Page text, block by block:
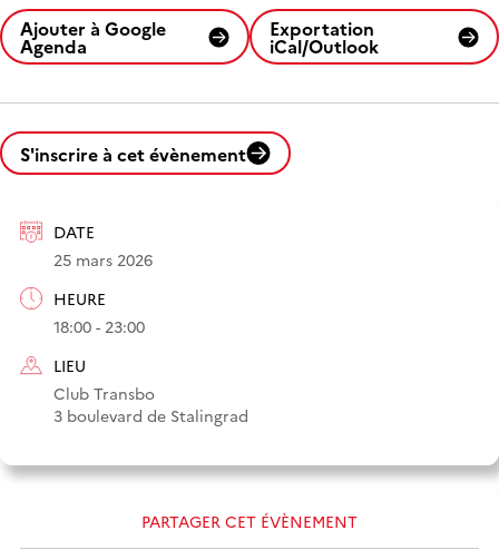
S'inscrire à cet évènement
DATE
25 mars 2026
HEURE
18:00 - 23:00
LIEU
Club Transbo
3 boulevard de Stalingrad
PARTAGER CET ÉVÈNEMENT
Ajouter à Google
Agenda
Exportation
iCal/Outlook